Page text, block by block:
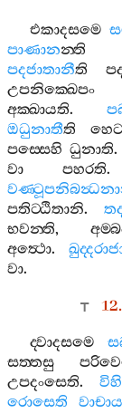
එකාදසමෙ
පාණානන‍්ති
පදජාතානීති
උපනික‍්ඛෙපං
අක‍්ඛායති.
ඔධුනාතීති
පස‍්සෙහි ධුනාති
වා
පහරති
පතිට‍්ඨිතානි.
භවන‍්ති,
අත්‍ථො.
වා.
12.
ද‍්වාදසමෙ
සත‍්තසු
උපදංසෙති.
රොසෙති